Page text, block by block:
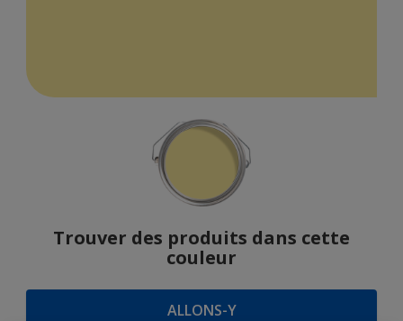
Trouver des produits dans cette
couleur
ALLONS-Y